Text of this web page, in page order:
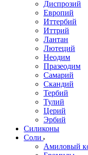
Диспрозий
Европий
Иттербий
Иттрий
Лантан
Лютеций
Неодим
Празеодим
Самарий
Скандий
Тербий
Тулий
Церий
Эрбий
Силиконы
Соли
Амиловый